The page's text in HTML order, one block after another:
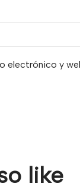
electrónico y
like